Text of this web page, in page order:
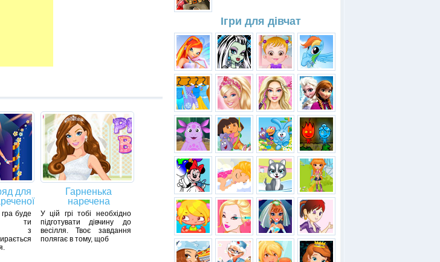
для
гра буде
ти
з
Гарненька
наречена
У цій грі тобі необхідно
підготувати дівчину до
весілля. Твоє завдання
полягає в тому, щоб
Ігри для дівчат